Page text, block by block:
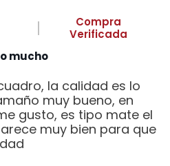
Compra
Verificada
mucho
la calidad es lo
muy bueno, en
gusto, es tipo mate el
muy bien para que